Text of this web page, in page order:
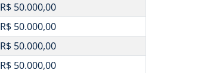
R$ 50.000,00
R$ 50.000,00
R$ 50.000,00
R$ 50.000,00